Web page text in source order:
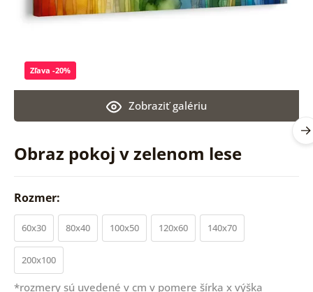
Obraz pokoj v zelenom lese
Zobraziť galériu
Zľava -20%
Rozmer:
60x30 80x40 100x50 120x60 140x70
200x100
*rozmery sú uvedené v cm v pomere šírka x výška